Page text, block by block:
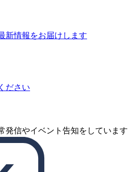
新情報をお届けします
ださい
発信やイベント告知をしています